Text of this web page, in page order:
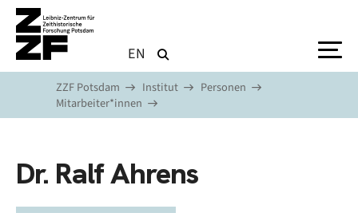
Direkt zum Inhalt
EN
ZZF Potsdam Institut
Personen
Mitarbeiter*innen
Dr. Ralf Ahrens